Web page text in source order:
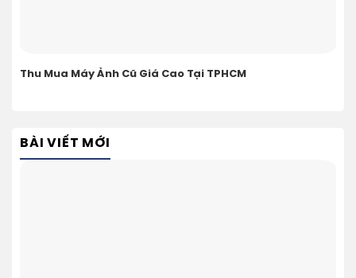
Thu Mua Máy Ảnh Cũ Giá Cao Tại TPHCM
BÀI VIẾT MỚI